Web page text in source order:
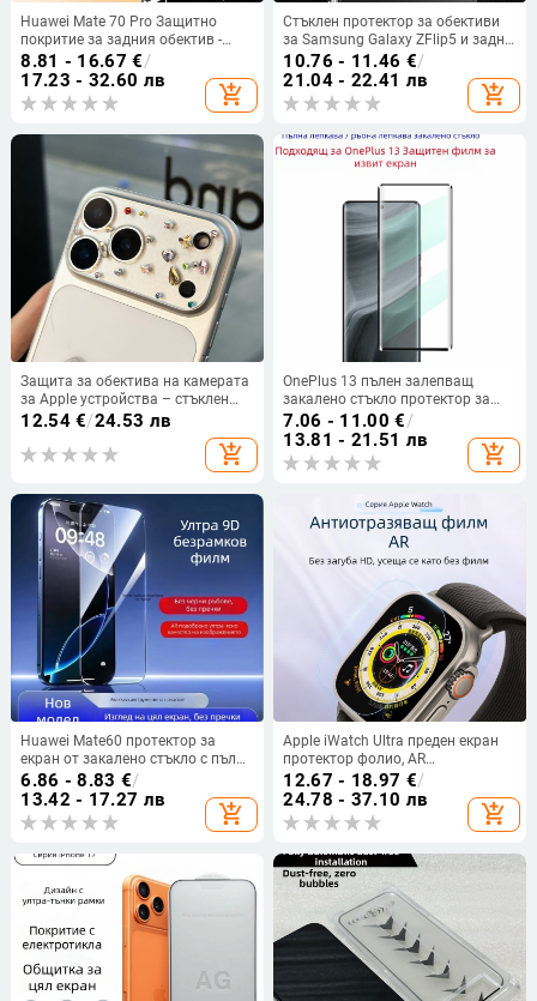
Huawei Mate 70 Pro Защитно
покритие за задния обектив -
Закалено стъкло, Фолио за
обектива, Против отпечатъци,
Пълно покритие
8.81 - 16.67 €/
17.23 - 32.60 лв
add_shopping_cart
Стъклен протектор за обективи
за Samsung Galaxy ZFlip5 и задни
камери Z Fold4, протектор за
малък дисплей
10.76 - 11.46 €/
21.04 - 22.41 лв
add_shopping_cart
Защита за обектива на камерата
за Apple устройства – стъклен
заден филм, HD яснота,
12.54€/24.53 лв
add_shopping_cart
OnePlus 13 пълен залепващ
закалено стъкло протектор за
извит екран, HD, удароустойчив,
против падане
7.06 - 11.00 €/
13.81 - 21.51 лв
add_shopping_cart
Huawei Mate60 протектор за
екран от закалено стъкло с пълно
покритие, HD яснота, анти
отпечатъци, устойчив на
надраскване и изпускане
6.86 - 8.83 €/
13.42 - 17.27 лв
add_shopping_cart
Apple iWatch Ultra преден екран
протектор фолио, AR
антиотразително, HD яснота
12.67 - 18.97 €/
24.78 - 37.10 лв
add_shopping_cart